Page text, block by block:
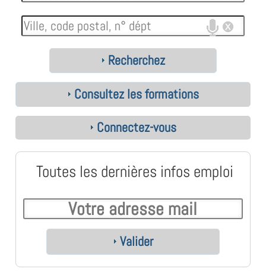
Recherchez
Consultez les formations
Connectez-vous
Toutes les dernières infos emploi
Valider